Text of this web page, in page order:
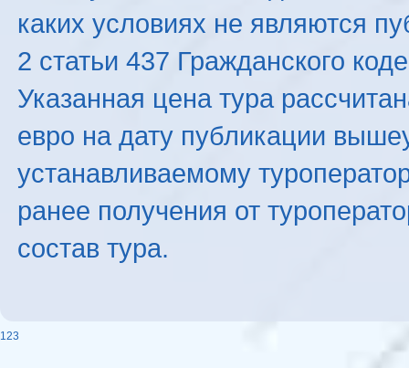
каких условиях не являются
2 статьи 437 Гражданского
Указанная цена тура
евро на дату публикации
устанавливаемому
ранее получения от
состав тура.
123